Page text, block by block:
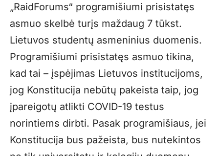
„RaidForums“ programišiumi prisistatęs
asmuo skelbė turįs maždaug 7 tūkst.
Lietuvos studentų asmeninius duomenis.
Programišiumi prisistatęs asmuo tikina,
kad tai – įspėjimas Lietuvos institucijoms,
jog Konstitucija nebūtų pakeista taip, jog
įpareigotų atlikti COVID-19 testus
norintiems dirbti. Pasak programišiaus, jei
Konstitucija bus pažeista, bus nutekintos